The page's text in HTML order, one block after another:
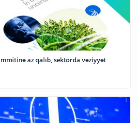
az qalıb, sektorda vəziyyət